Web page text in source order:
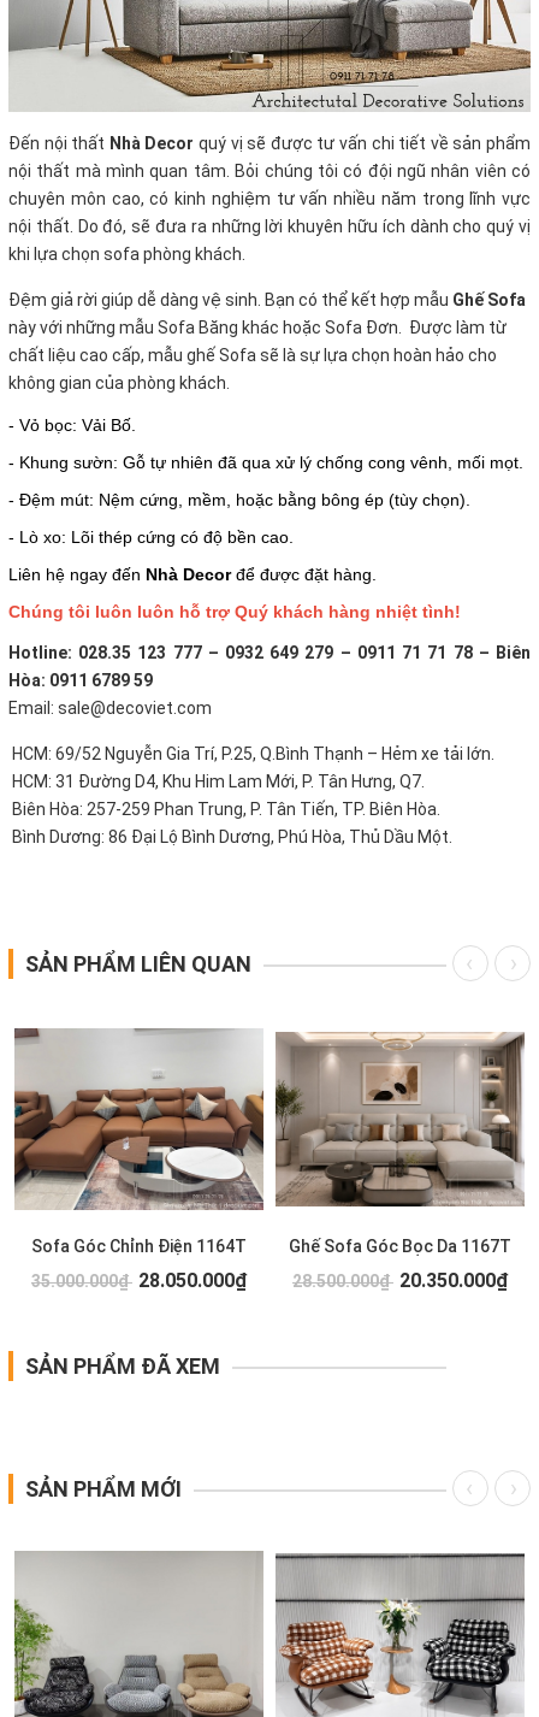
Đến nội thất Nhà Decor quý vị sẽ được tư vấn chi tiết về sản phẩm
nội thất mà mình quan tâm. Bỏi chúng tôi có đội ngũ nhân viên có
chuyên môn cao, có kinh nghiệm tư vấn nhiều năm trong lĩnh vực
nội thất. Do đó, sẽ đưa ra những lời khuyên hữu ích dành cho quý vị
khi lựa chọn sofa phòng khách.
Đệm giả rời giúp dễ dàng vệ sinh. Bạn có thể kết hợp mẫu Ghế Sofa
này với những mẫu Sofa Băng khác hoặc Sofa Đơn. Được làm từ
chất liệu cao cấp, mẫu ghế Sofa sẽ là sự lựa chọn hoàn hảo cho
không gian của phòng khách.
- Vỏ bọc: Vải Bố.
- Khung sườn: Gỗ tự nhiên đã qua xử lý chống cong vênh, mối mọt.
- Đệm mút: Nệm cứng, mềm, hoặc bằng bông ép (tùy chọn).
- Lò xo: Lõi thép cứng có độ bền cao.
Liên hệ ngay đến Nhà Decorđể được đặt hàng.
Chúng tôi luôn luôn hỗ trợ Quý khách hàng nhiệt tình!
Hotline: 028.35 123 777 – 0932 649 279 – 0911 71 71 78 – Biên
Hòa: 0911 6789 59
Email: sale@decoviet.com
HCM: 69/52 Nguyễn Gia Trí, P.25, Q.Bình Thạnh – Hẻm xe tải lớn.
HCM: 31 Đường D4, Khu Him Lam Mới, P. Tân Hưng, Q7.
Biên Hòa: 257-259 Phan Trung, P. Tân Tiến, TP. Biên Hòa.
Bình Dương: 86 Đại Lộ Bình Dương, Phú Hòa, Thủ Dầu Một.
SẢN PHẨM LIÊN QUAN
Sofa Góc Chỉnh Điện 1164T
35.000.000₫ 28.050.000₫
Ghế Sofa Góc Bọc Da 1167T
28.500.000₫ 20.350.000₫
SẢN PHẨM ĐÃ XEM
SẢN PHẨM MỚI